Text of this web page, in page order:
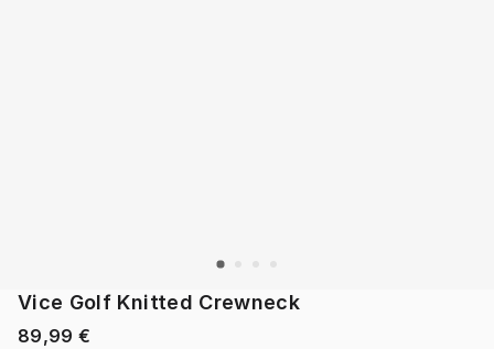
Vice Golf Knitted Crewneck
89,99 €